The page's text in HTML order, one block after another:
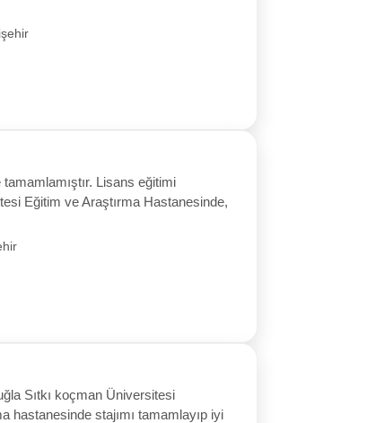
Lisans eğitimi
Eğitim ve Araştırma Hastanesinde,
Sıtkı koçman Üniversitesi
hastanesinde stajımı tamamlayıp iyi